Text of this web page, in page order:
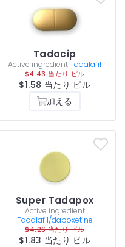
Tadacip
Active ingredientTadalafil
$4.43 当たり ピル
$1.58 当たり ピル
加える
Super Tadapox
Active ingredient
Tadalafil/dapoxetine
$4.26 当たり ピル
$1.83 当たり ピル